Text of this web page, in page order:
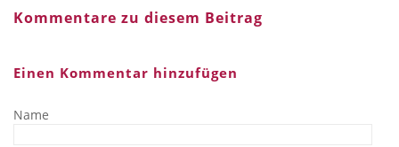
Kommentare zu diesem Beitrag
Einen Kommentar hinzufügen
Name